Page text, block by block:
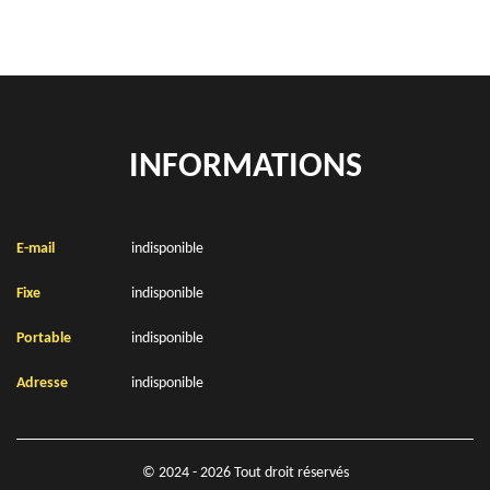
INFORMATIONS
E-mail indisponible
Fixe indisponible
Portable indisponible
Adresse indisponible
© 2024 - 2026 Tout droit réservés